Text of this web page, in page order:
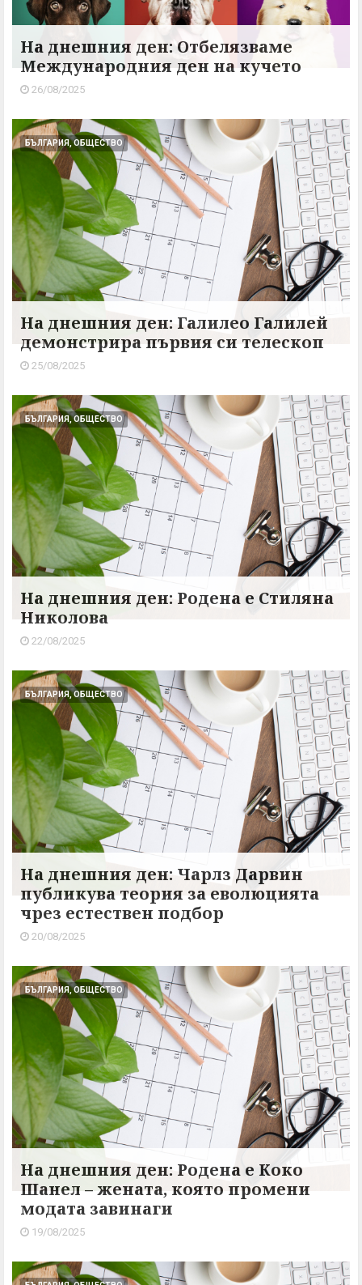
На днешния ден: Отбелязваме
Международния ден на кучето
26/08/2025
БЪЛГАРИЯ, ОБЩЕСТВО
На днешния ден: Галилео Галилей
демонстрира първия си телескоп
25/08/2025
БЪЛГАРИЯ, ОБЩЕСТВО
На днешния ден: Родена е Стиляна
Николова
22/08/2025
БЪЛГАРИЯ, ОБЩЕСТВО
На днешния ден: Чарлз Дарвин
публикува теория за еволюцията
чрез естествен подбор
20/08/2025
БЪЛГАРИЯ, ОБЩЕСТВО
На днешния ден: Родена е Коко
Шанел – жената, която промени
модата завинаги
19/08/2025